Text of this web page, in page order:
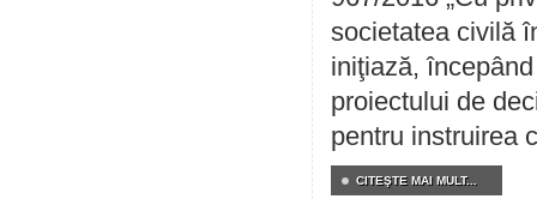
societatea civilă
iniţiază,
proiectului de
pentru instruirea
CITEŞTE MAI MULT...